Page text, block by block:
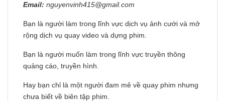
Email: nguyenvinh415@gmail.com
Bạn là người làm trong lĩnh vực dịch vụ ảnh cưới và mở
rộng dịch vụ quay video và dựng phim.
Bạn là người muốn làm trong lĩnh vực truyền thông
quảng cáo, truyền hình.
Hay bạn chỉ là một người đam mê về quay phim nhưng
chưa biết về biên tập phim.